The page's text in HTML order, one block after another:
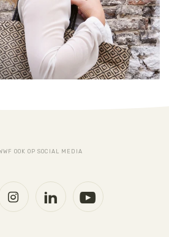
OOK OP SOCIAL MEDIA